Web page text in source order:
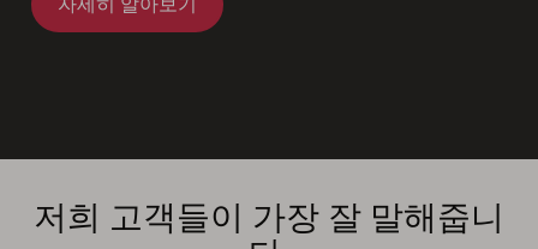
저희 고객들이 가장 잘 말해줍니